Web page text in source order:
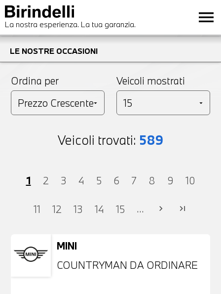
La nostra esperienza. La tua garanzia. menu
LE NOSTRE OCCASIONI
Ordina per Veicoli mostrati
Veicoli trovati: 589
1 2 3 4 5 6 7 8 9 10
11 12 13 14 15 ... chevron_right last_page
MINI
COUNTRYMAN DA ORDINARE